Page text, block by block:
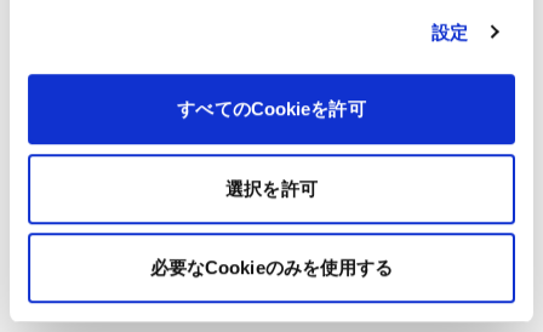
設定
すべてのCookieを許可
選択を許可
必要なCookieのみを使用する